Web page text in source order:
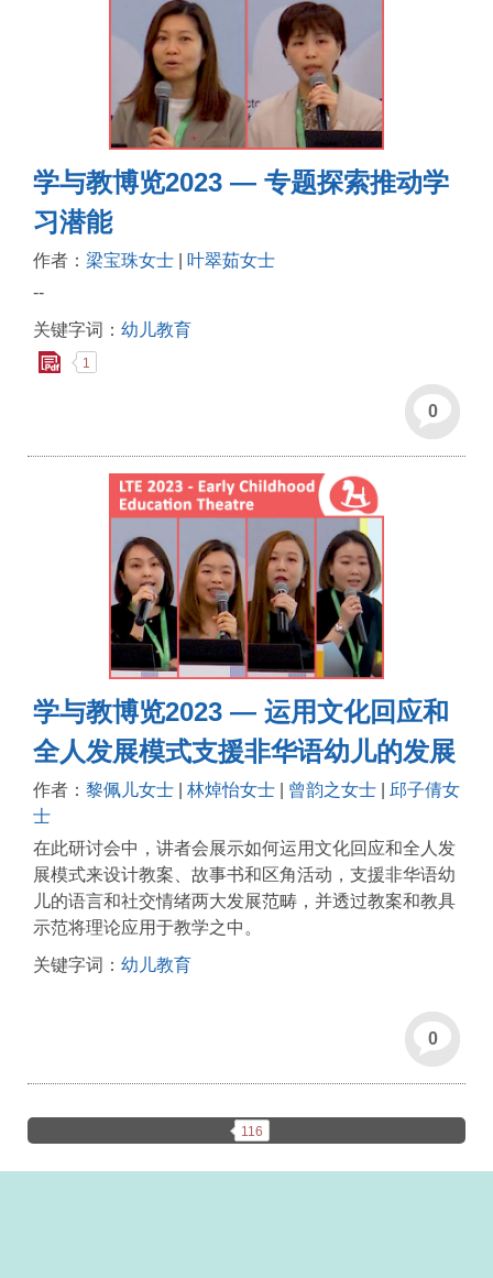
学与教博览2023 — 专题探索推动学
习潜能
作者： 梁宝珠女士
叶翠茹女士
--
关键字词： 幼儿教育
1
0
学与教博览2023 — 运用文化回应和
全人发展模式支援非华语幼儿的发展
作者： 黎佩儿女士 林焯怡女士 曾韵之女士
邱子倩女
士
在此研讨会中，讲者会展示如何运用文化回应和全人发
展模式来设计教案、故事书和区角活动，支援非华语幼
儿的语言和社交情绪两大发展范畴，并透过教案和教具
示范将理论应用于教学之中。
关键字词： 幼儿教育
0
116